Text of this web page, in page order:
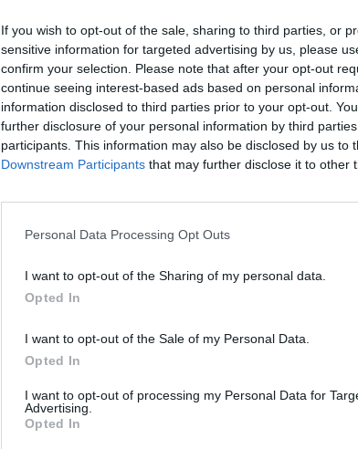
If you wish to opt-out of the sale, sharing to third parties, or
sensitive information for targeted advertising by us, please
confirm your selection. Please note that after your opt-out
continue seeing interest-based ads based on personal
information disclosed to third parties prior to your opt-out.
further disclosure of your personal information by third
participants. This information may also be disclosed by us to
Downstream Participants that may further disclose it to other
Personal Data Processing Opt Outs
I want to opt-out of the Sharing of my personal data.
Opted In
I want to opt-out of the Sale of my Personal Data.
Opted In
I want to opt-out of processing my Personal Data for
Advertising.
Opted In